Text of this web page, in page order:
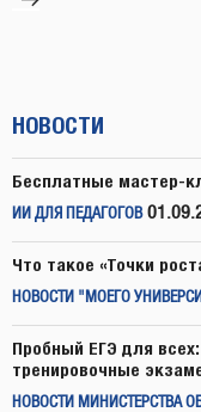
НОВОСТИ
Бесплатные мастер-
ИИ ДЛЯ ПЕДАГОГОВ
Что такое «Точки
НОВОСТИ "МОЕГО
Пробный ЕГЭ для
тренировочные
НОВОСТИ МИНИСТЕРСТВА